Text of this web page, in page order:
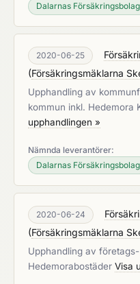
Dalarnas Försäkringsbolag
2020-06-25
(Försäkringsmäklarna
Upphandling av
kommun inkl. Hedemora
upphandlingen »
Nämnda leverantörer:
Dalarnas Försäkringsbolag
2020-06-24
(Försäkringsmäklarna
Upphandling av
Hedemorabostäder Visa